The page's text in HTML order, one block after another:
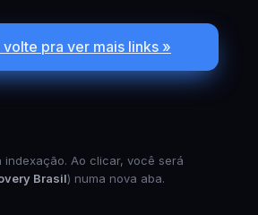
volte pra ver mais links »
indexação. Ao clicar, você será
Brasil) numa nova aba.